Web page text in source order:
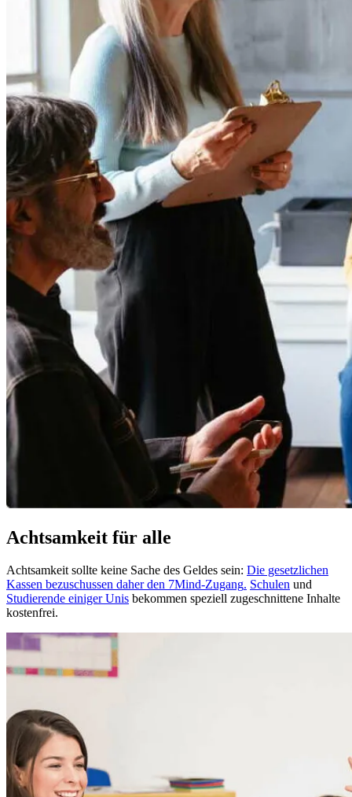
Achtsamkeit für alle
Achtsamkeit sollte keine Sache des Geldes sein: Die gesetzlichen
Kassen bezuschussen daher den 7Mind-Zugang. Schulen und
Studierende einiger Unis bekommen speziell zugeschnittene Inhalte
kostenfrei.